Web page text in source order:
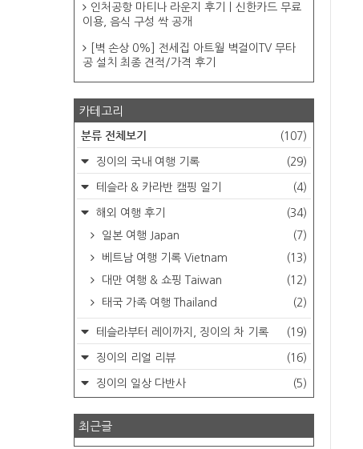
인처공항 마티나 라운지 후기ㅣ신한카드 무료
이용, 음식 구성 싹 공개
[벽 손상 0%] 전세집 아트월 벽걸이TV 무타
공 설치 최종 견적/가격 후기
카테고리
분류 전체보기 (107)
징이의 국내 여행 기록 (29)
테슬라 & 카라반 캠핑 일기 (4)
해외 여행 후기
(34)
일본 여행 Japan
(7)
베트남 여행 기록 Vietnam
(13)
대만 여행 & 쇼핑 Taiwan
(12)
태국 가족 여행 Thailand
(2)
테슬라부터 레이까지, 징이의 차 기록 (19)
징이의 리얼 리뷰 (16)
징이의 일상 다반사 (5)
최근글